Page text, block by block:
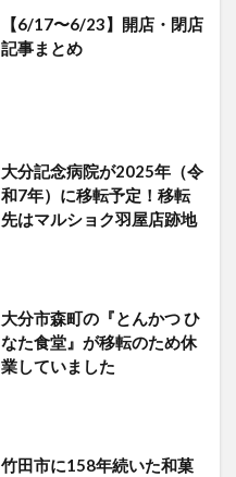
【6/17〜6/23】開店・閉店
記事まとめ
大分記念病院が2025年（令
和7年）に移転予定！移転
先はマルショク羽屋店跡地
大分市森町の『とんかつ ひ
なた食堂』が移転のため休
業していました
竹田市に158年続いた和菓